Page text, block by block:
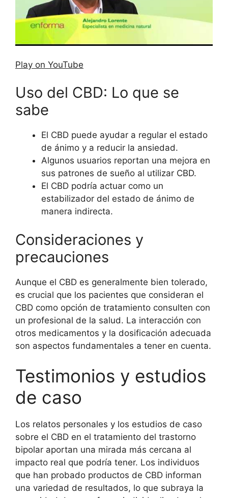
Play on YouTube
Uso del CBD: Lo que se
sabe
El CBD puede ayudar a regular el estado
de ánimo y a reducir la ansiedad.
Algunos usuarios reportan una mejora en
sus patrones de sueño al utilizar CBD.
El CBD podría actuar como un
estabilizador del estado de ánimo de
manera indirecta.
Consideraciones y
precauciones
Aunque el CBD es generalmente bien tolerado,
es crucial que los pacientes que consideran el
CBD como opción de tratamiento consulten con
un profesional de la salud. La interacción con
otros medicamentos y la dosificación adecuada
son aspectos fundamentales a tener en cuenta.
Testimonios y estudios
de caso
Los relatos personales y los estudios de caso
sobre el CBD en el tratamiento del trastorno
bipolar aportan una mirada más cercana al
impacto real que podría tener. Los individuos
que han probado productos de CBD informan
una variedad de resultados, lo que subraya la